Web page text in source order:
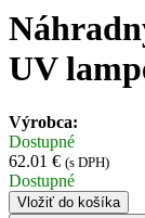
UV
Výrobca:
Dostupné
62.01 € (s DPH)
Dostupné
Vložiť do košíka